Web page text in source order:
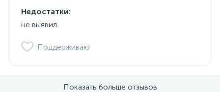
Недостатки:
не выявил.
Поддерживаю
Показать больше отзывов